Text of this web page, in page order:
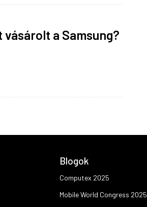
a Samsung?
Blogok
Computex 2025
Mobile World Congress 2025